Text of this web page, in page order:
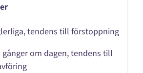
tendens till förstoppning
gånger om dagen, tendens till